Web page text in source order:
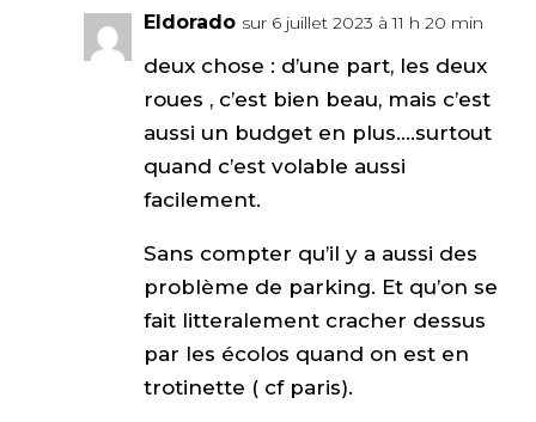
Eldorado sur 6 juillet 2023 à 11 h 20 min
deux chose : d’une part, les deux
roues , c’est bien beau, mais c’est
aussi un budget en plus….surtout
quand c’est volable aussi
facilement.
Sans compter qu’il y a aussi des
problème de parking. Et qu’on se
fait litteralement cracher dessus
par les écolos quand on est en
trotinette ( cf paris).